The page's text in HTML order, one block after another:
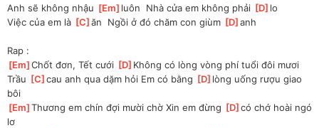
Anh sẽ không nhậu [Em ]luôn  Nhà cửa em không phải [D ]lo
Việc của em là [C ]
ăn  Ngồi ở đó chăm con giùm [D ]
anh
Rap :
[Em ]
Chốt đơn, Tết cưới [D ]Không có lòng vòng phí tuổi đôi mươi
Trầu [C ]
cau anh qua dặm hỏi Em có bằng [D ]lòng uống rượu giao
bôi
[Em ]
Thương em chín đợi mười chờ Xin em đừng [D ]
có chớ hoài ngó
lơ